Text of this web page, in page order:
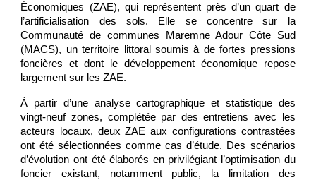
Économiques (ZAE), qui représentent près d’un quart de
l’artificialisation des sols. Elle se concentre sur la
Communauté de communes Maremne Adour Côte Sud
(MACS), un territoire littoral soumis à de fortes pressions
foncières et dont le développement économique repose
largement sur les ZAE.
À partir d’une analyse cartographique et statistique des
vingt-neuf zones, complétée par des entretiens avec les
acteurs locaux, deux ZAE aux configurations contrastées
ont été sélectionnées comme cas d’étude. Des scénarios
d’évolution ont été élaborés en privilégiant l’optimisation du
foncier existant, notamment public, la limitation des